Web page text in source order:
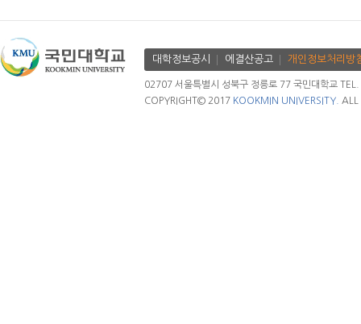
대학정보공시 에결산공고 개인정보처리방
02707 서울특별시 성북구 정릉로 77 국민대학교
COPYRIGHT© 2017 KOOKMIN UNIVERSITY. ALL